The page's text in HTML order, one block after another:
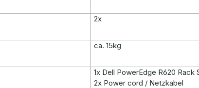
2x
ca. 15kg
1x Dell PowerEdge R620 Rack
2x Power cord / Netzkabel